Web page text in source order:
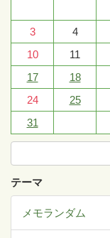
3
4
10
11
17
18
24
25
31
テーマ
メモランダム